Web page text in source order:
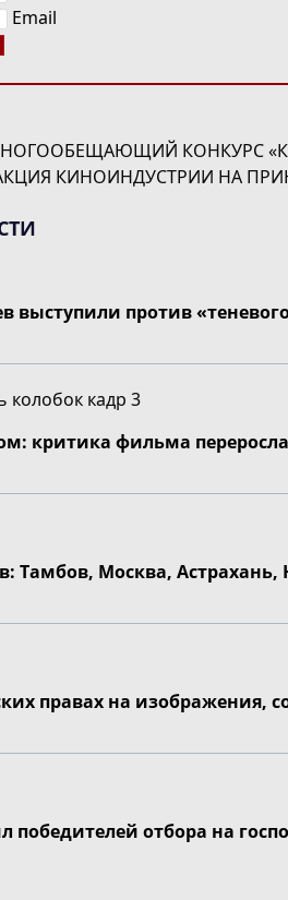
Email
КОНКУРС
КИНОИНДУСТРИИ НА
выступили против
критика фильма
Тамбов, Москва,
правах на изображения,
победителей отбора на